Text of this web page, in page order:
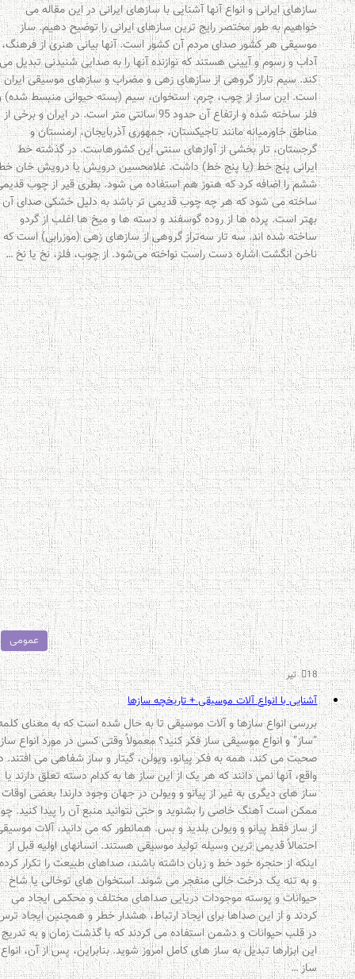
سازهای ایرانی و انواع آنها آشنایی با سازهای ایرانی در این مقاله می
خواهیم به طور مختصر رایج ترین سازهای ایرانی را توضیح دهیم. ساز
موسیقی هر کشور صدای مردم آن کشور است. آنها بیانی هنری از فرهنگ،
آداب و رسوم و آیینی هستند که نوازنده آنها را به صدایی شنیدنی تبدیل می
کند. سیم تاراز گروهی از سازهای زهی و مضراب و سازهای موسیقی ایران
است. این ساز از چوب، چرم، استخوان، سیم (بسته حیوانی منبسط شده) و
فلز ساخته شده و ارتفاع آن حدود 95 سانتی متر است. در ایران و برخی از
مناطق خاورمیانه مانند تاجیکستان، جمهوری آذربایجان، ارمنستان و
گرجستان، تار بخشی از آوازهای سنتی این کشورهاست. در گذشته خط
ایرانی پنج خط (یا پنج خط) داشت. غلامحسین درویش یا درویش خان خط
ششم را اضافه کرد که هنوز هم استفاده می شود. بطری قیر از چوب قدیمی
ساخته می شود که هر چه چوب قدیمی تر باشد به دلیل خشکی صدای آن
بهتر است. پرده ها از روده گوسفند و دسته ها و میخ ها اغلب از گردو
ساخته شده اند. سه تار سه‌تراز گروهی از سازهای زهی (موزرابی) است که با
ناخن انگشت اشاره دست راست نواخته می‌شود. از چوب، فلز، نخ یا نخ …
عمومی
18 تیر
آشنایی با انواع آلات موسیقی + تاریخچه سازها
بررسی انواع سازها و آلات موسیقی تا به حال شده است که به معنای کلمه
“ساز” و انواع موسیقی ساز فکر کنید؟ معمولاً وقتی کسی در مورد انواع ساز
صحبت می کند، همه به فکر پیانو، ویولن، گیتار و ساز شفاهی می افتند. در
واقع، آنها نمی دانند که هر یک از این ساز ها به کدام دسته تعلق دارند یا
ساز های دیگری به غیر از پیانو و ویولن در جهان وجود دارند! بعضی اوقات
ممکن است آهنگ خاصی را بشنوید و حتی نتوانید منبع آن را پیدا کنید. چون
از ساز فقط پیانو و ویولن بلدید و بس. همانطور که می دانید، آلات موسیقی
احتمالاً قدیمی ترین وسیله تولید موسیقی هستند. انسانهای اولیه قبل از
اینکه از حنجره خود خط و زبان داشته باشند، صداهای طبیعت را تکرار کرده
و به تنه یک درخت خالی منفجر می شوند. استخوان های توخالی یا شاخ
حیوانات و پوسته موجودات دریایی صداهای مختلف و محکمی ایجاد می
کردند و از این صداها برای ایجاد ارتباط، هشدار خطر و همچنین ایجاد ترس
در قلب حیوانات و دشمن استفاده می کردند که با گذشت زمان و به تدریج
این ابزارها تبدیل به ساز های کامل امروز شوید. بنابراین، پس از آن، انواع
ساز …